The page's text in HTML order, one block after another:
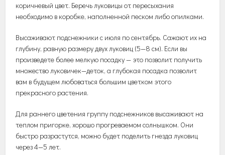
коричневый цвет. Беречьлуковицы от пересыхания
необходимо в коробке, наполненной песком либоопилками.
Высаживают подснежники с июля посентябрь. Сажают их на
глубину, равную размерудвухлуковиц (5—8 см). Если вы
произведете более мелкую посадку— это позволит получить
множестволуковичек—деток,а глубокая посадка позволит
вам в будущем любоваться большим цветком этого
прекрасного растения.
Для раннего цветения группу подснежников высаживают на
теплом пригорке,хорошо прогреваемом солнышком. Они
быстро разрастутся, можно будет поделить гнезда луковиц
через4—5 лет.